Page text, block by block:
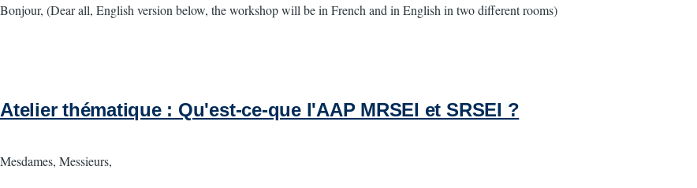
Bonjour, (Dear all, English version below, the workshop will be in French and in English in two different rooms)
Atelier thématique : Qu'est-ce-que l'AAP MRSEI et SRSEI ?
Mesdames, Messieurs,